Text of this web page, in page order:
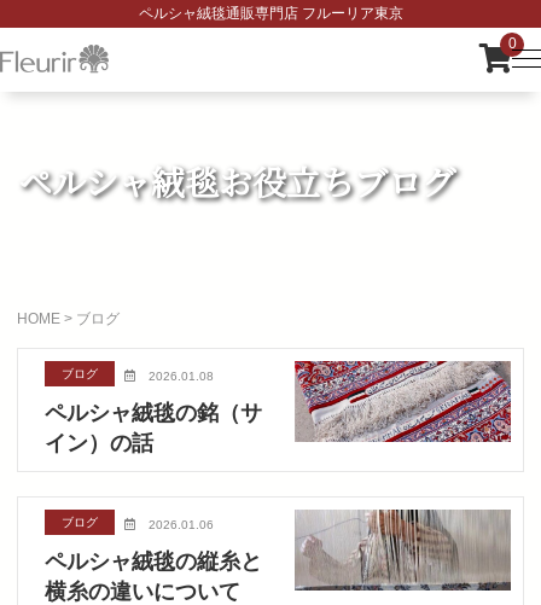
ペルシャ絨毯通販専門店 フルーリア東京
0
ペルシャ絨毯お役立ちブログ
HOME > ブログ
ブログ 2026.01.08
ペルシャ絨毯の銘（サ
イン）の話
ブログ 2026.01.06
ペルシャ絨毯の縦糸と
横糸の違いについて